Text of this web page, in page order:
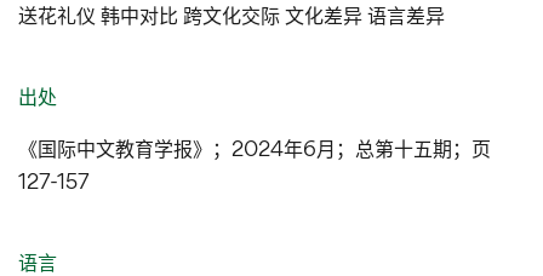
送花礼仪 韩中对比 跨文化交际 文化差异 语言差异
出处
《国际中文教育学报》；2024年6月；总第十五期；页
127-157
语言